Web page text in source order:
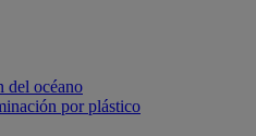
del océano
por plástico